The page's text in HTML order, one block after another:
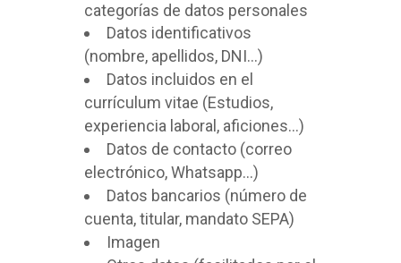
categorías de datos personales
Datos identificativos
(nombre, apellidos, DNI…)
Datos incluidos en el
currículum vitae (Estudios,
experiencia laboral, aficiones…)
Datos de contacto (correo
electrónico, Whatsapp…)
Datos bancarios (número de
cuenta, titular, mandato SEPA)
Imagen